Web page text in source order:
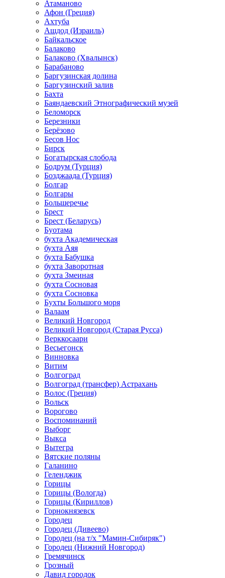
Атаманово
Афон (Греция)
Ахтуба
Ашдод (Израиль)
Байкальское
Балаково
Балаково (Хвалынск)
Барабаново
Баргузинская долина
Баргузинский залив
Бахта
Баяндаевский Этнографический музей
Беломорск
Березники
Берёзово
Бесов Нос
Бирск
Богатырская слобода
Бодрум (Турция)
Бозджаада (Турция)
Болгар
Болгары
Большеречье
Брест
Брест (Беларусь)
Буотама
бухта Академическая
бухта Аяя
бухта Бабушка
бухта Заворотная
бухта Змеиная
бухта Сосновая
бухта Сосновка
Бухты Большого моря
Валаам
Великий Новгород
Великий Новгород (Старая Русса)
Верккосаари
Весьегонск
Винновка
Витим
Волгоград
Волгоград (трансфер) Астрахань
Волос (Греция)
Вольск
Ворогово
Воспоминаний
Выборг
Выкса
Вытегра
Вятские поляны
Галанино
Геленджик
Горицы
Горицы (Вологда)
Горицы (Кириллов)
Горнокнязевск
Городец
Городец (Дивеево)
Городец (на т/х "Мамин-Сибиряк")
Городец (Нижний Новгород)
Гремячинск
Грозный
Давид городок